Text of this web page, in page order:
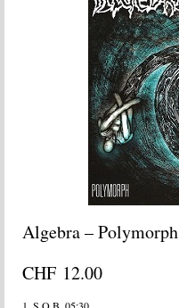
Algebra – Polymorph
CHF 12.00
1. S.O.B. 05:30